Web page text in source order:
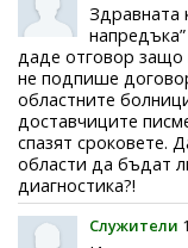
Здравната
даде отговор защо
не подпише
областните
доставчиците
спазят сроковете.
области да бъдат
диагностика?!
Служители